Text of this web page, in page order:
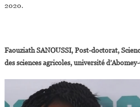
2020.
Faouziath SANOUSSI, Post-doctorat,
des sciences agricoles, université